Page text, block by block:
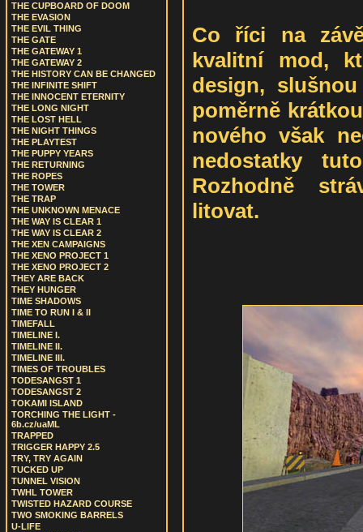
THE CUPBOARD OF DOOM
THE EVASION
THE EVIL THING
THE GATE
THE GATEWAY 1
THE GATEWAY 2
THE HISTORY CAN BE CHANGED
THE INFINITE SHIFT
THE INNOCENT ETERNITY
THE LONG NIGHT
THE LOST HELL
THE NIGHT THINGS
THE PLAYTEST
THE PUPPY YEARS
THE RETURNING
THE ROPES
THE TOWER
THE TRAP
THE UNKNOWN MENACE
THE WAY IS CLEAR 1
THE WAY IS CLEAR 2
THE XEN CAMPAIGNS
THE XENO PROJECT 1
THE XENO PROJECT 2
THEY ARE BACK
THEY HUNGER
TIME SHADOWS
TIME TO RUN I & II
TIMEFALL
TIMELINE I.
TIMELINE II.
TIMELINE III.
TIMES OF TROUBLES
TODESANGST 1
TODESANGST 2
TOKAMI ISLAND
TORCHING THE LIGHT -
6b.cz/uaML
TRAPPED
TRIGGER HAPPY 2.5
TRY, TRY AGAIN
TUCKED UP
TUNNEL VISION
TWHL TOWER
TWISTED HAZARD COURSE
TWO SMOKING BARRELS
U-LIFE
Co říci na
kvalitní mod,
design,
poměrně
nového však
nedostatky
Rozhodně
litovat.